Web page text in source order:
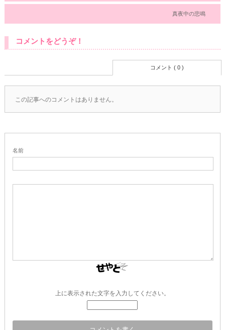
真夜中の悲鳴
コメントをどうぞ！
コメント ( 0 )
この記事へのコメントはありません。
名前
上に表示された文字を入力してください。